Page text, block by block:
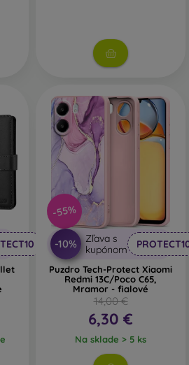
-55%
-10%
Zľava s
kupónom
Puzdro Tech-Protect Xiaomi
Redmi 13C/Poco C65,
Mramor - fialové
14,00 €
6,30 €
Na sklade > 5 ks